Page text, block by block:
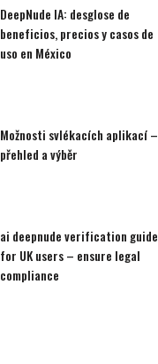
DeepNude IA: desglose de
beneficios, precios y casos de
uso en México
Možnosti svlékacích aplikací –
přehled a výběr
ai deepnude verification guide
for UK users – ensure legal
compliance